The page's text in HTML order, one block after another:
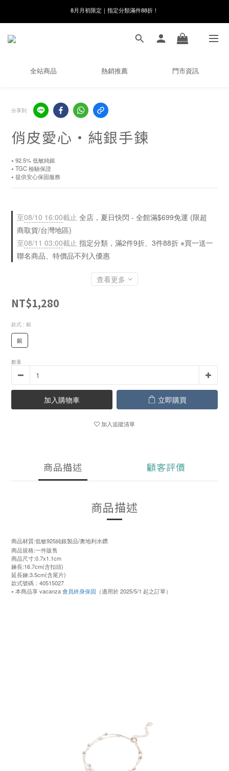
8月月初限定｜指定分類滿件88折！
線在，好事發生｜祈願新品 第2件享9折
🌸新會員限定🌸註冊送$100購物金
8月月初限定｜指定分類滿件88折！
全站商品 熱銷推薦 門市資訊
分享到
俏皮愛心・純銀手鍊
⭑ 92.5% 低敏純銀
⭑ TGC 檢驗保證
⭑ 提供安心保固服務
至08/10 16:00截止 全店，夏日快閃 - 全館滿$699免運 (限超
商取貨/台灣地區)
至08/11 03:00截止 指定分類，滿2件9折、3件88折 ※買一送一
聯名商品、特價品不列入優惠
查看更多
NT$1,280
款式 : 銀
銀
數量
加入購物車 立即購買
加入追蹤清單
商品描述 顧客評價
商品描述
商品材質:低敏925純銀製品/奧地利水鑽
商品規格:一件販售
商品尺寸:0.7x1.1cm
鍊長:16.7cm(含扣頭)
延長鍊:3.5cm(含尾片)
款式號碼：40515027
⭑ 本商品享 vacanza會員終身保固 （適用於 2025/5/1 起之訂單）